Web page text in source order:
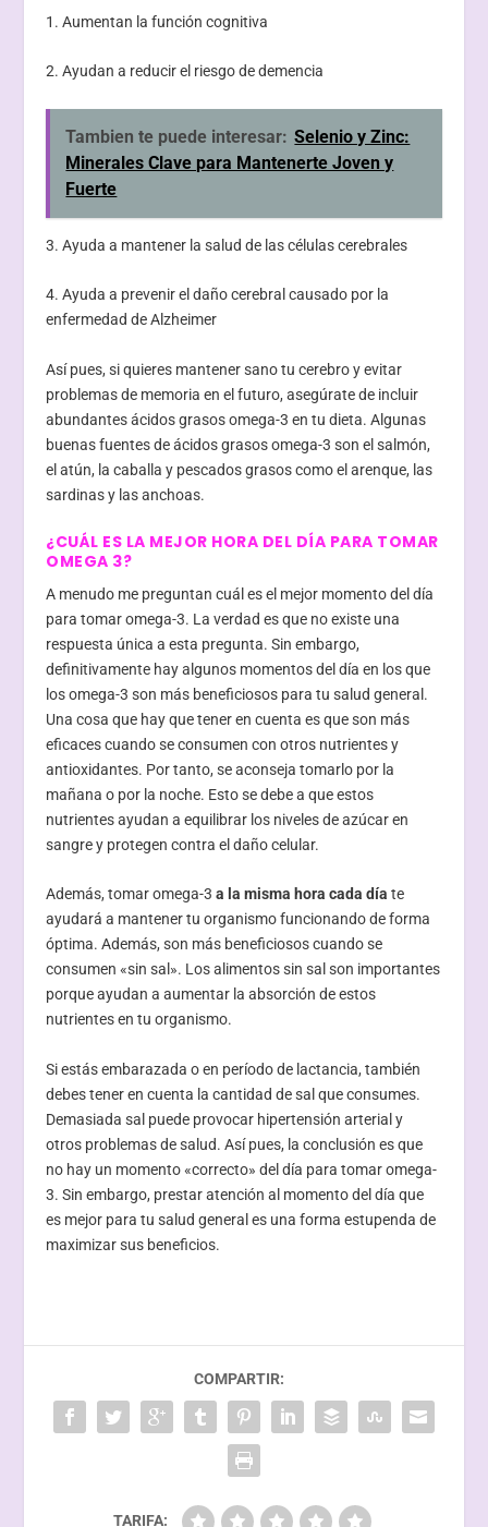
1. Aumentan la función cognitiva
2. Ayudan a reducir el riesgo de demencia
Tambien te puede interesar: Selenio y Zinc:
Minerales Clave para Mantenerte Joven y
Fuerte
3. Ayuda a mantener la salud de las células cerebrales
4. Ayuda a prevenir el daño cerebral causado por la
enfermedad de Alzheimer
Así pues, si quieres mantener sano tu cerebro y evitar
problemas de memoria en el futuro, asegúrate de incluir
abundantes ácidos grasos omega-3 en tu dieta. Algunas
buenas fuentes de ácidos grasos omega-3 son el salmón,
el atún, la caballa y pescados grasos como el arenque, las
sardinas y las anchoas.
¿CUÁL ES LA MEJOR HORA DEL DÍA PARA TOMAR
OMEGA 3?
A menudo me preguntan cuál es el mejor momento del día
para tomar omega-3. La verdad es que no existe una
respuesta única a esta pregunta. Sin embargo,
definitivamente hay algunos momentos del día en los que
los omega-3 son más beneficiosos para tu salud general.
Una cosa que hay que tener en cuenta es que son más
eficaces cuando se consumen con otros nutrientes y
antioxidantes. Por tanto, se aconseja tomarlo por la
mañana o por la noche. Esto se debe a que estos
nutrientes ayudan a equilibrar los niveles de azúcar en
sangre y protegen contra el daño celular.
Además, tomar omega-3a la misma hora cada día te
ayudará a mantener tu organismo funcionando de forma
óptima. Además, son más beneficiosos cuando se
consumen «sin sal». Los alimentos sin sal son importantes
porque ayudan a aumentar la absorción de estos
nutrientes en tu organismo.
Si estás embarazada o en período de lactancia, también
debes tener en cuenta la cantidad de sal que consumes.
Demasiada sal puede provocar hipertensión arterial y
otros problemas de salud. Así pues, la conclusión es que
no hay un momento «correcto» del día para tomar omega-
3. Sin embargo, prestar atención al momento del día que
es mejor para tu salud general es una forma estupenda de
maximizar sus beneficios.
COMPARTIR:
TARIFA: